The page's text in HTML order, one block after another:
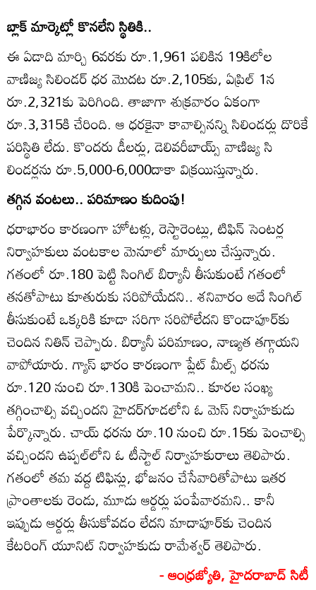
బ్లాక్‌ మార్కెట్లో కొనలేని స్థితికి..
ఈ ఏడాది మార్చి 6వరకు రూ.1,961 పలికిన 19కిలోల
వాణిజ్య సిలిండర్‌ ధర మొదట రూ.2,105కు, ఏప్రిల్‌ 1న
రూ.2,321కు పెరిగింది. తాజాగా శుక్రవారం ఏకంగా
రూ.3,315కి చేరింది. ఆ ధరకైనా కావాల్సినన్ని సిలిండర్లు దొరికే
పరిస్థితి లేదు. కొందరు డీలర్లు, డెలివరీబాయ్స్‌ వాణిజ్య సి
లిండర్లను రూ.5,000-6,000దాకా విక్రయిస్తున్నారు.
తగ్గిన వంటలు.. పరిమాణం కుదింపు!
ధరాభారం కారణంగా హోటళ్లు, రెస్టారెంట్లు, టిఫిన్‌ సెంటర్ల
నిర్వాహకులు వంటకాల మెనూలో మార్పులు చేస్తున్నారు.
గతంలో రూ.180 పెట్టి సింగిల్‌ బిర్యానీ తీసుకుంటే గతంలో
తనతోపాటు కూతురుకు సరిపోయేదని.. శనివారం అదే సింగిల్‌
తీసుకుంటే ఒక్కరికి కూడా సరిగా సరిపోలేదని కొండాపూర్‌కు
చెందిన నితిన్‌ చెప్పారు. బిర్యానీ పరిమాణం, నాణ్యత తగ్గాయని
వాపోయారు. గ్యాస్‌ భారం కారణంగా ప్లేట్‌ మీల్స్‌ ధరను
రూ.120 నుంచి రూ.130కి పెంచామని.. కూరల సంఖ్య
తగ్గించాల్సి వచ్చిందని హైదర్‌గూడలోని ఓ మెస్‌ నిర్వాహకుడు
పేర్కొన్నారు. చాయ్‌ ధరను రూ.10 నుంచి రూ.15కు పెంచాల్సి
వచ్చిందని ఉప్పల్‌లోని ఓ టీస్టాల్‌ నిర్వాహకురాలు తెలిపారు.
గతంలో తమ వద్ద టిఫిన్లు, భోజనం చేసేవారితోపాటు ఇతర
ప్రాంతాలకు రెండు, మూడు ఆర్డర్లు పంపేవారమని.. కానీ
ఇప్పుడు ఆర్డర్లు తీసుకోవడం లేదని మాదాపూర్‌కు చెందిన
కేటరింగ్‌ యూనిట్‌ నిర్వాహకుడు రామేశ్వర్‌ తెలిపారు.
- ఆంధ్రజ్యోతి, హైదరాబాద్‌ సిటీ